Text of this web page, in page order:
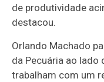
de produtividade
destacou.
Orlando Machado
da Pecuária ao
trabalham com um